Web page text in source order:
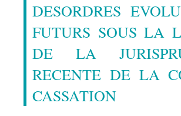
DESORDRES
FUTURS SOUS LA
DE LA
RECENTE DE LA
CASSATION